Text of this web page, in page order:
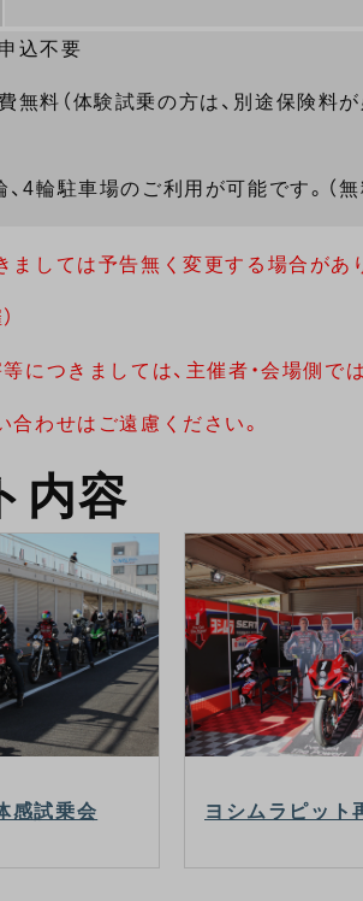
込不要
無料（体験試乗の方は、別途保険料
4輪駐車場のご利用が可能です。（無
ましては予告無く変更する場合があ
につきましては、主催者・会場側で
合わせはご遠慮ください。
内容
感試乗会 ヨシムラピット